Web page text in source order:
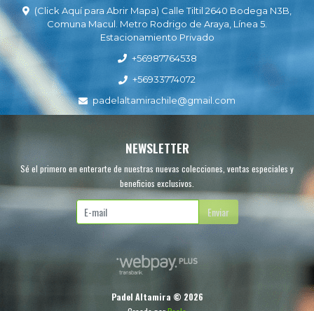
(Click Aquí para Abrir Mapa) Calle Tiltil 2640 Bodega N3B,
Comuna Macul. Metro Rodrigo de Araya, Línea 5.
Estacionamiento Privado
+56987764538
+56933774072
padelaltamirachile@gmail.com
NEWSLETTER
Sé el primero en enterarte de nuestras nuevas colecciones, ventas especiales y
beneficios exclusivos.
Enviar
Padel Altamira © 2026